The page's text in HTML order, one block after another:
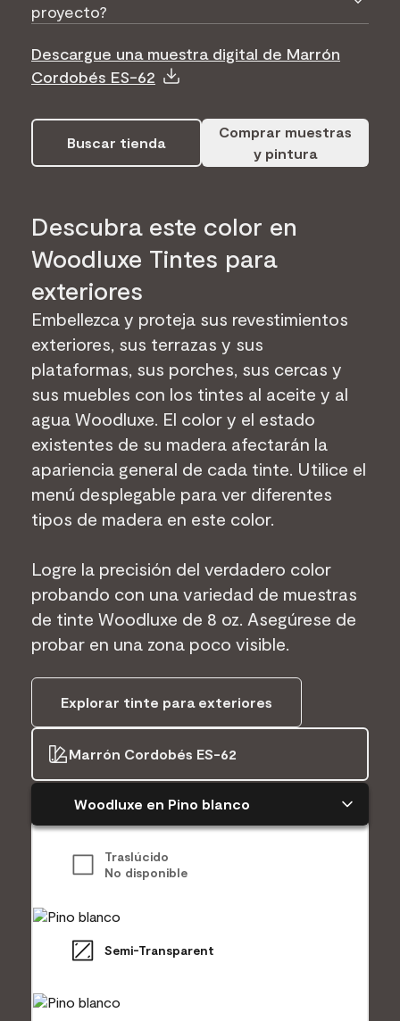
proyecto?
Descargue una muestra digital de Marrón
Cordobés ES-62
Buscar tienda
Comprar muestras
y pintura
Descubra este color en
Woodluxe Tintes para
exteriores
Embellezca y proteja sus revestimientos
exteriores, sus terrazas y sus
plataformas, sus porches, sus cercas y
sus muebles con los tintes al aceite y al
agua Woodluxe. El color y el estado
existentes de su madera afectarán la
apariencia general de cada tinte. Utilice el
menú desplegable para ver diferentes
tipos de madera en este color.
Logre la precisión del verdadero color
probando con una variedad de muestras
de tinte Woodluxe de 8 oz. Asegúrese de
probar en una zona poco visible.
Explorar tinte para exteriores
Marrón Cordobés ES-62
Woodluxe en Pino blanco
Traslúcido
No disponible
Semi-Transparent